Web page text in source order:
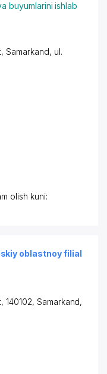
buyumlarini ishlab
Samarkand, ul.
olish kuni:
oblastnoy filial
140102, Samarkand,